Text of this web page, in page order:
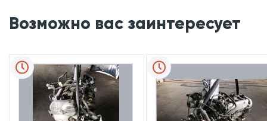
Возможно вас заинтересует